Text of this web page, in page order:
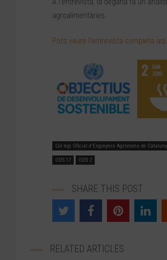
agroalimentàries.
Pots veure l’entrevista completa
Col·legi Oficial d'Enginyers Agrònoms de
ODS 17 ODS 2
SHARE THIS POST
RELATED ARTICLES